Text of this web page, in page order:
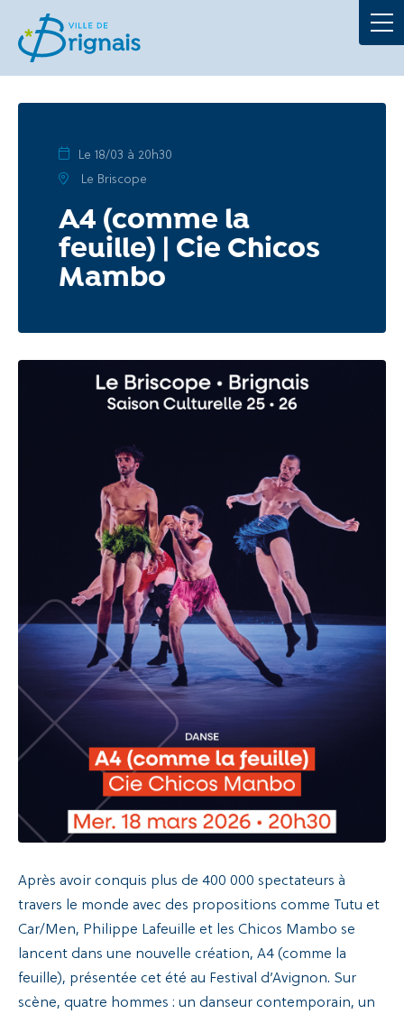
Le 18/03 à 20h30
Le Briscope
A4 (comme la
feuille) | Cie Chicos
Mambo
Après avoir conquis plus de 400 000 spectateurs à
travers le monde avec des propositions comme Tutu et
Car/Men, Philippe Lafeuille et les Chicos Mambo se
lancent dans une nouvelle création, A4 (comme la
feuille), présentée cet été au Festival d’Avignon. Sur
scène, quatre hommes : un danseur contemporain, un
La Mairie
Au quotidien
Culture et loisirs
Portails
Agenda